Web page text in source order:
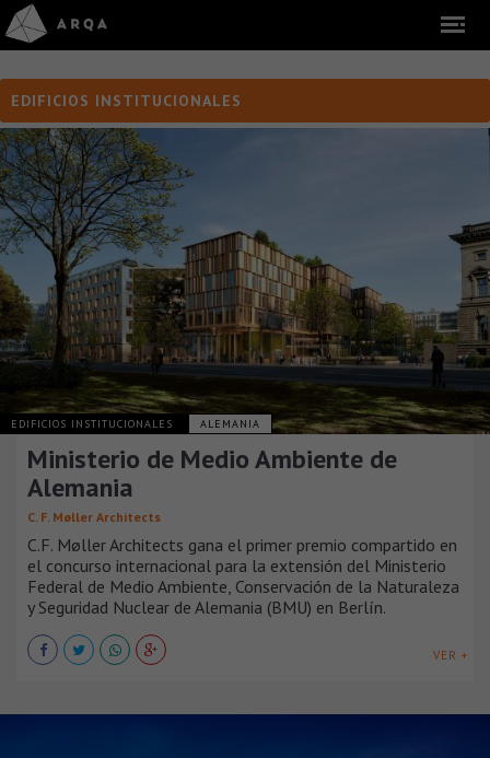
EDIFICIOS INSTITUCIONALES
EDIFICIOS INSTITUCIONALES ALEMANIA
Ministerio de Medio Ambiente de
Alemania
C. F. Møller Architects
C.F. Møller Architects gana el primer premio compartido en
el concurso internacional para la extensión del Ministerio
Federal de Medio Ambiente, Conservación de la Naturaleza
y Seguridad Nuclear de Alemania (BMU) en Berlín.
VER +